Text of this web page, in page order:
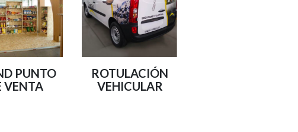
PUNTO
VENTA
ROTULACIÓN
VEHICULAR